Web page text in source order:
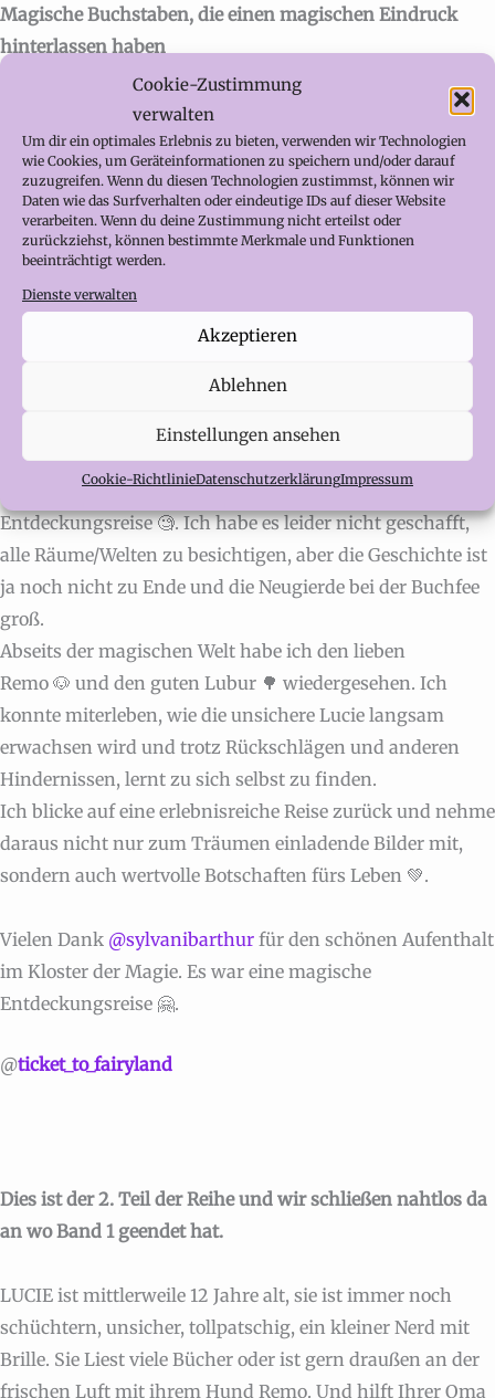
Cookie-Zustimmung
verwalten
Um dir ein optimales Erlebnis zu bieten, verwenden wir Technologien
wie Cookies, um Geräteinformationen zu speichern und/oder darauf
zuzugreifen. Wenn du diesen Technologien zustimmst, können wir
Daten wie das Surfverhalten oder eindeutige IDs auf dieser Website
verarbeiten. Wenn du deine Zustimmung nicht erteilst oder
zurückziehst, können bestimmte Merkmale und Funktionen
beeinträchtigt werden.
Dienste verwalten
Akzeptieren
Ablehnen
Einstellungen ansehen
Cookie-RichtlinieDatenschutzerklärungImpressum
Magische Buchstaben, die einen magischen Eindruck
hinterlassen haben
*Reisebericht von der Buchfee
Die Buchfee 🧚🏻‍♀️ hat ein paar magische
Unterrichtsstunden hinter sich 🏰✨. Geheimnisse der
Pflanzen wurden gelüftet und wildes Wasser gebändigt 🌊
Ich bin immer wieder gerne mit Lucie in das Kloster der
Magie zurückgekehrt, um eine weitere Unterrichtsstunde
zu erleben. Wenn es um Magie geht, drückt wohl jeder
gerne die Schulbank 😍! Und bei einer Schule wie dem
Kloster der Magie mit all seinen faszinierenden Räumen
und Wesen, wird ein Schultag zu einer richtigen
Entdeckungsreise 🧐. Ich habe es leider nicht geschafft,
alle Räume/Welten zu besichtigen, aber die Geschichte ist
ja noch nicht zu Ende und die Neugierde bei der Buchfee
groß.
Abseits der magischen Welt habe ich den lieben
Remo 🐶 und den guten Lubur 🌳 wiedergesehen. Ich
konnte miterleben, wie die unsichere Lucie langsam
erwachsen wird und trotz Rückschlägen und anderen
Hindernissen, lernt zu sich selbst zu finden.
Ich blicke auf eine erlebnisreiche Reise zurück und nehme
daraus nicht nur zum Träumen einladende Bilder mit,
sondern auch wertvolle Botschaften fürs Leben 💚.
Vielen Dank @sylvanibarthur für den schönen Aufenthalt
im Kloster der Magie. Es war eine magische
Entdeckungsreise 🤗.
@ticket_to_fairyland
Dies ist der 2. Teil der Reihe und wir schließen nahtlos da
an wo Band 1 geendet hat.
LUCIE ist mittlerweile 12 Jahre alt, sie ist immer noch
schüchtern, unsicher, tollpatschig, ein kleiner Nerd mit
Brille. Sie Liest viele Bücher oder ist gern draußen an der
frischen Luft mit ihrem Hund Remo. Und hilft Ihrer Oma